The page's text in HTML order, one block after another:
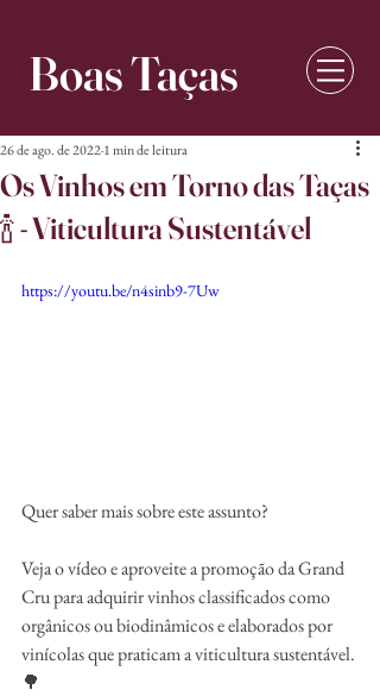
Boas Taças
Os Vinhos em Torno das Taças
🍾 - Viticultura Sustentável
26 de ago. de 20221 min de leitura
https://youtu.be/n4sinb9-7Uw
Quer saber mais sobre este assunto?
Veja o vídeo e aproveite a promoção da Grand
Cru para adquirir vinhos classificados como
orgânicos ou biodinâmicos e elaborados por
vinícolas que praticam a viticultura sustentável.
🌳